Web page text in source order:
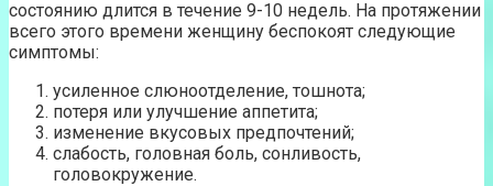
состоянию длится в течение 9-10 недель. На протяжении
всего этого времени женщину беспокоят следующие
симптомы:
усиленное слюноотделение, тошнота;
потеря или улучшение аппетита;
изменение вкусовых предпочтений;
слабость, головная боль, сонливость,
головокружение.